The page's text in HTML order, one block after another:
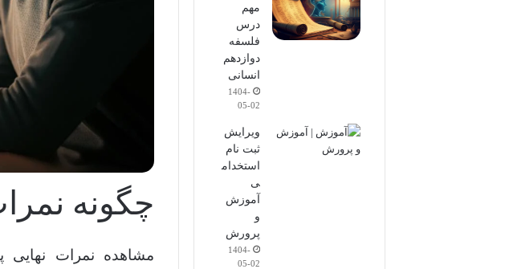
چگونه
مشاهده نمرات نهایی
مهم
درس
فلسفه
دوازدهم
انسانی
1404-
05-02
ویرایش
ثبت نام
استخدام
ی
آموزش
و
پرورش
1404-
05-02